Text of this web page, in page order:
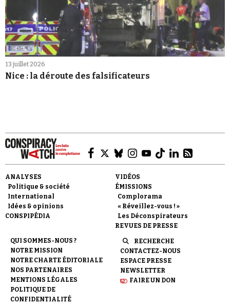
13 juillet 2026
Nice : la déroute des falsificateurs
ANALYSES
Politique & société
International
Idées & opinions
CONSPIPÉDIA
VIDÉOS
ÉMISSIONS
Complorama
« Réveillez-vous ! »
Les Déconspirateurs
REVUES DE PRESSE
QUI SOMMES-NOUS ?
NOTRE MISSION
NOTRE CHARTE ÉDITORIALE
NOS PARTENAIRES
MENTIONS LÉGALES
POLITIQUE DE
CONFIDENTIALITÉ
RECHERCHE
CONTACTEZ-NOUS
ESPACE PRESSE
NEWSLETTER
FAIRE UN DON